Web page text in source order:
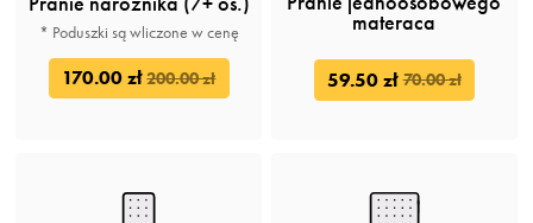
* Poduszki są wliczone w cenę
170.00 zł 200.00 zł
materaca
59.50 zł 70.00 zł